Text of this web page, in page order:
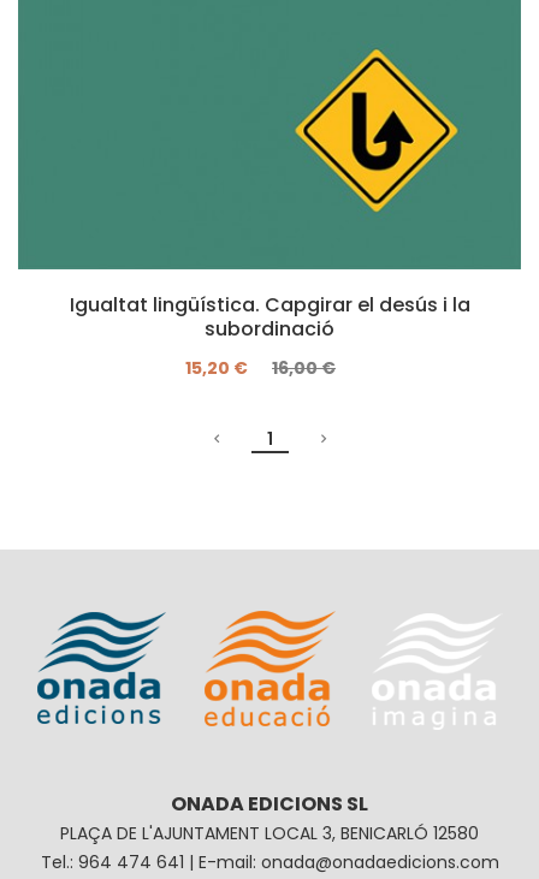
Igualtat lingüística. Capgirar el desús i la
subordinació
15,20 € 16,00 €
1
ONADA EDICIONS SL
PLAÇA DE L'AJUNTAMENT LOCAL 3, BENICARLÓ 12580
Tel.: 964 474 641 | E-mail: onada@onadaedicions.com